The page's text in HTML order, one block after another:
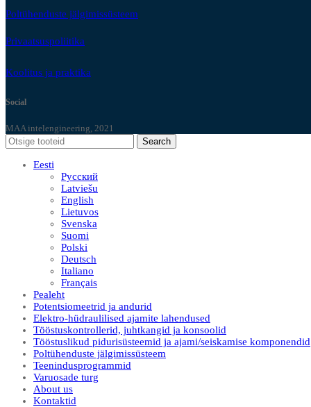
Poltühenduste jälgimissüsteem
Privaatsuspoliitika
Koolitus ja praktika
Social
MAA intelengineering, 2021
Search
Eesti
Русский
Latviešu
English
Lietuvos
Svenska
Suomi
Polski
Deutsch
Italiano
Français
Pealeht
Potentsiomeetrid ja andurid
Elektro-hüdraulilised ajamite lahendused
Tööstuskontrollerid, juhtkangid ja konsoolid
Tööstuslikud pidurisüsteemid ja ajami/seiskamise komponendid
Poltühenduste jälgimissüsteem
Teenindusprogrammid
Varuosade turg
About us
Kontaktid